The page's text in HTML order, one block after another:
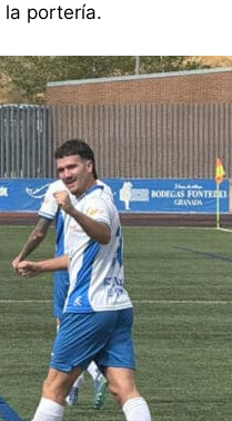
portería.